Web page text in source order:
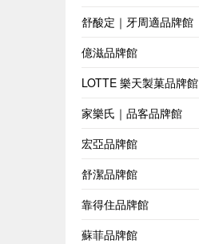
舒酸定｜牙周適品牌館
億滋品牌館
LOTTE 樂天製菓品牌館
家樂氏｜品客品牌館
宏亞品牌館
舒潔品牌館
靠得住品牌館
蘇菲品牌館